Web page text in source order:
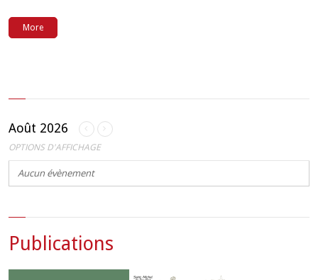
More
Août 2026
OPTIONS D'AFFICHAGE
Aucun évènement
Publications